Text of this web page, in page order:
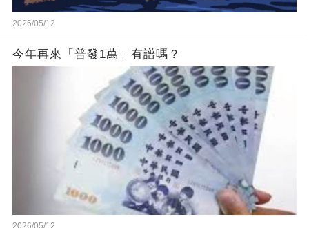
2026/05/12
今年再來「普發1萬」有譜嗎？
2026/05/12